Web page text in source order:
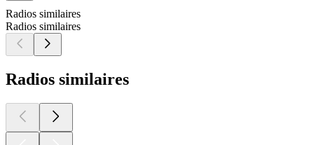
Radios similaires
Radios similaires
Radios similaires